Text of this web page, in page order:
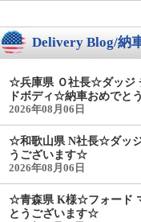
Delivery Blog/納
☆兵庫県 Ｏ社長☆ダッジ
ドボディ☆納車おめでと
2026年08月06日
☆和歌山県 N社長☆ダッ
うございます☆
2026年08月06日
☆青森県 K様☆フォード
とうございます☆